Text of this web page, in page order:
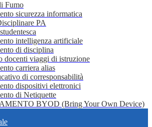
Fumo
sicurezza informatica
PA
intelligenza artificiale
di disciplina
docenti viaggi di istruzione
carriera alias
di corresponsabilità
dispositivi elettronici
di Netiquette
BYOD (Bring Your Own Device)